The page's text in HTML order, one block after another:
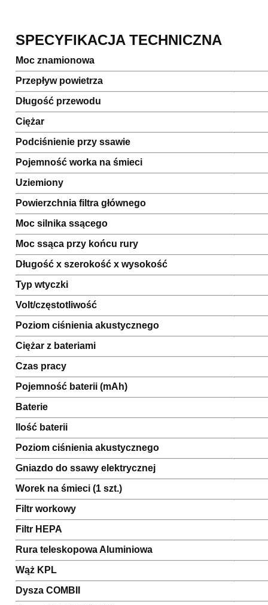
SPECYFIKACJA TECHNICZNA
Moc znamionowa
Przepływ powietrza
Długość przewodu
Ciężar
Podciśnienie przy ssawie
Pojemność worka na śmieci
Uziemiony
Powierzchnia filtra głównego
Moc silnika ssącego
Moc ssąca przy końcu rury
Długość x szerokość x wysokość
Typ wtyczki
Volt/częstotliwość
Poziom ciśnienia akustycznego
Ciężar z bateriami
Czas pracy
Pojemność baterii (mAh)
Baterie
Ilość baterii
Poziom ciśnienia akustycznego
Gniazdo do ssawy elektrycznej
Worek na śmieci (1 szt.)
Filtr workowy
Filtr HEPA
Rura teleskopowa Aluminiowa
Wąż KPL
Dysza COMBII